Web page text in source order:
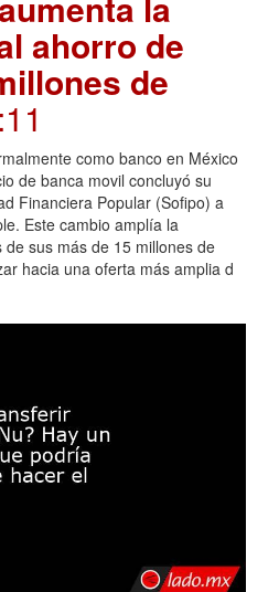
ahorro de
de
como banco en México
de banca movil concluyó su
Financiera Popular (Sofipo) a
Este cambio amplía la
sus más de 15 millones de
hacia una oferta más amplia d